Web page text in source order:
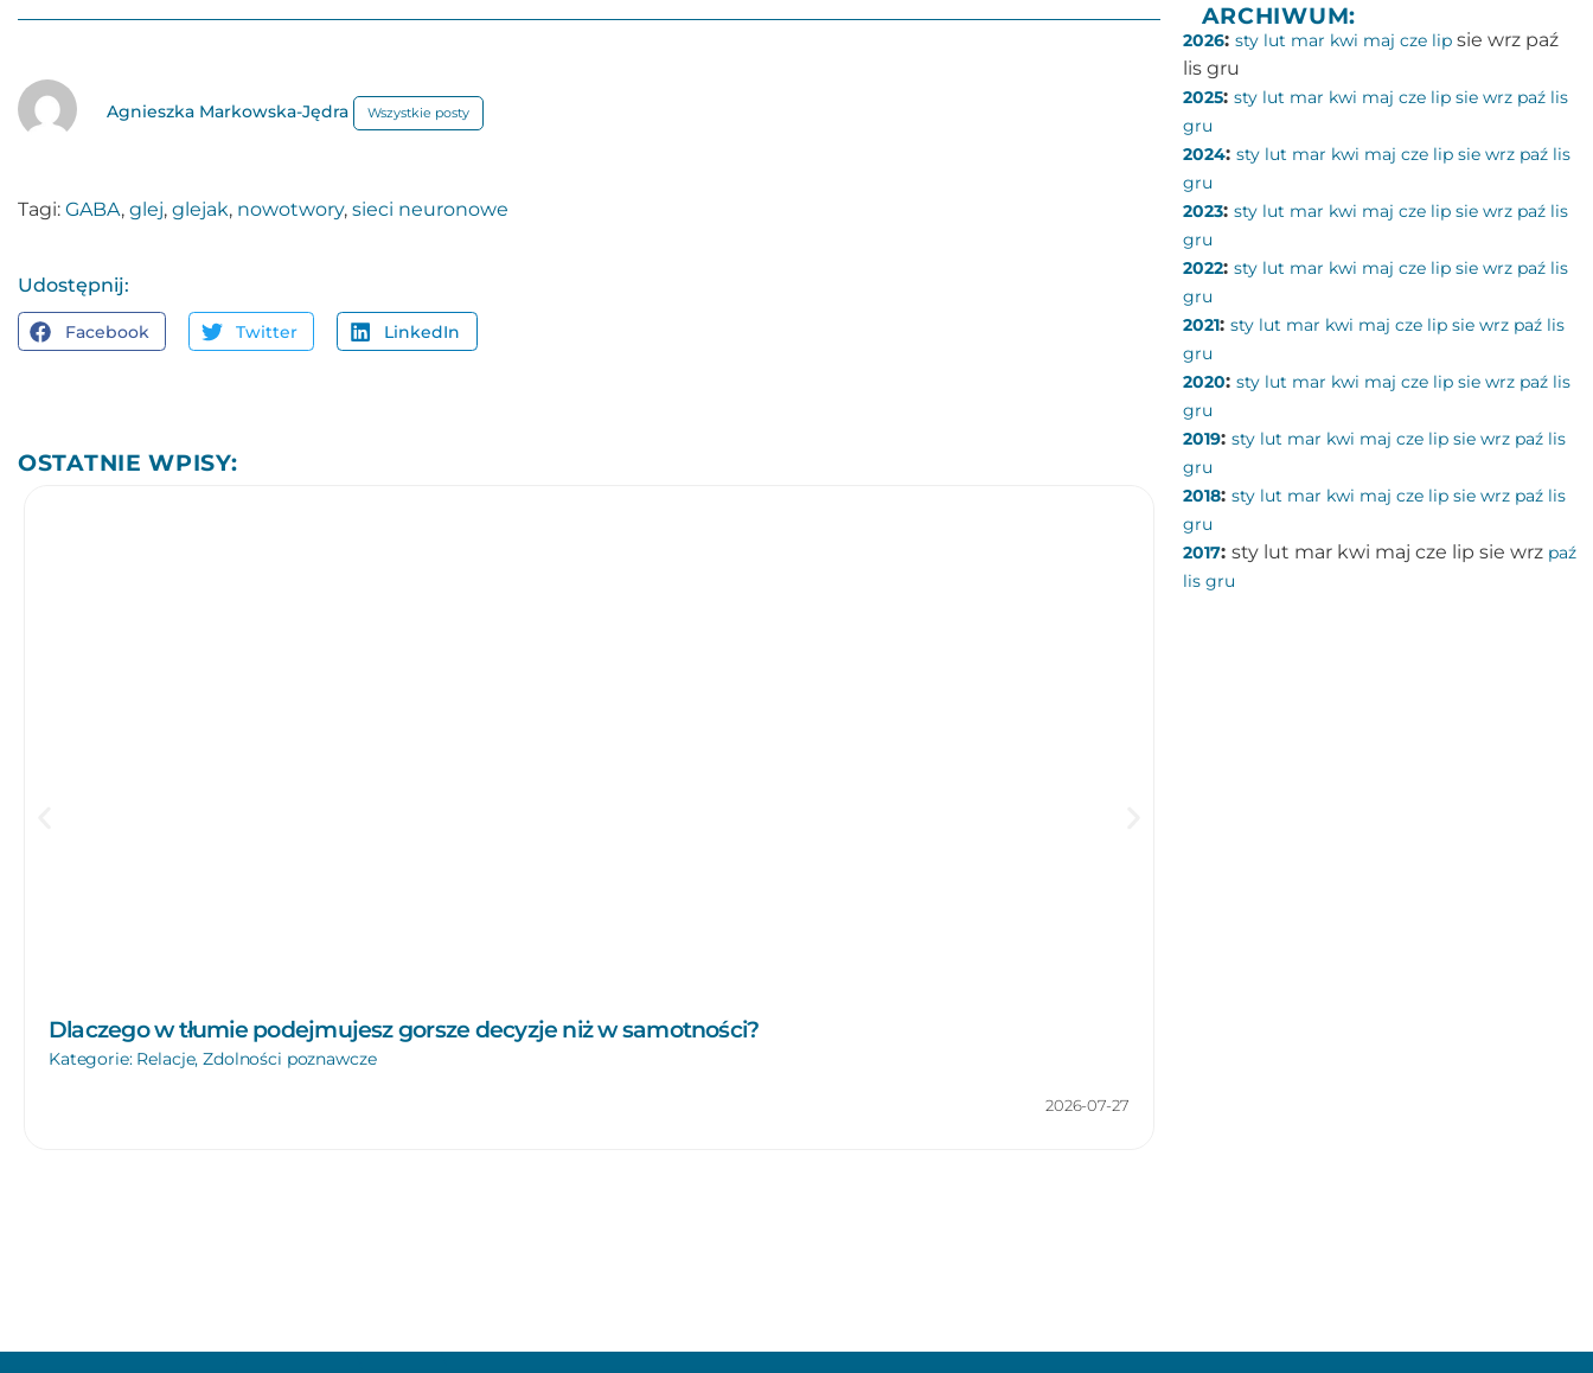
Agnieszka Markowska-Jędra Wszystkie posty
Tagi: GABA, glej, glejak, nowotwory, sieci neuronowe
Udostępnij:
Facebook Twitter LinkedIn
OSTATNIE WPISY:
Dlaczego w tłumie podejmujesz gorsze decyzje niż w samotności?
Kategorie: Relacje,Zdolności poznawcze
2026-07-27
ARCHIWUM:
2026: sty lut mar kwi maj cze lip sie wrz paź
lis gru
2025: sty lut mar kwi maj cze lip sie wrz paź lis
gru
2024: sty lut mar kwi maj cze lip sie wrz paź lis
gru
2023: sty lut mar kwi maj cze lip sie wrz paź lis
gru
2022: sty lut mar kwi maj cze lip sie wrz paź lis
gru
2021: sty lut mar kwi maj cze lip sie wrz paź lis
gru
2020: sty lut mar kwi maj cze lip sie wrz paź lis
gru
2019: sty lut mar kwi maj cze lip sie wrz paź lis
gru
2018: sty lut mar kwi maj cze lip sie wrz paź lis
gru
2017: sty lut mar kwi maj cze lip sie wrz paź
lis gru